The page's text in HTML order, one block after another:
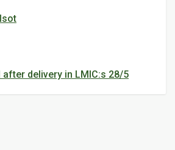
delivery in LMIC:s 28/5